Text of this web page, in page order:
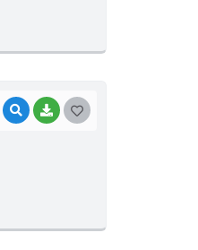
VISUALIZAR
BAIXAR